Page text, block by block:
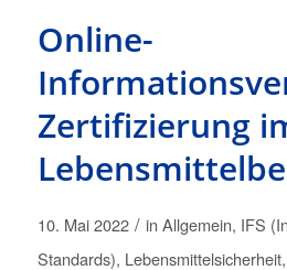
Online-
Zertifizierung
10. Mai 2022 / in Allgemein, IFS
Standards), Lebensmittelsicherheit,